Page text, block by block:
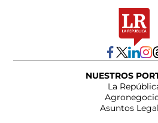
NUESTROS
La
Asuntos